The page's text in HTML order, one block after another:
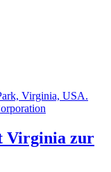
Virginia zur